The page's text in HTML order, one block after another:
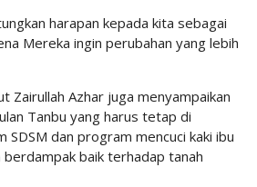
harapan kepada kita sebagai
Mereka ingin perubahan yang lebih
Zairullah Azhar juga menyampaikan
Tanbu yang harus tetap di
SDSM dan program mencuci kaki ibu
baik terhadap tanah